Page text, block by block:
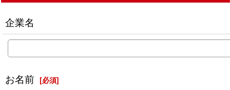
企業名
お名前 [必須]